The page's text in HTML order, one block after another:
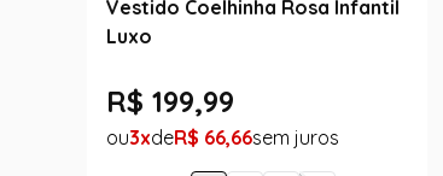
Vestido Coelhinha Rosa Infantil
Luxo
R$ 199,99
3 R$ 66,66